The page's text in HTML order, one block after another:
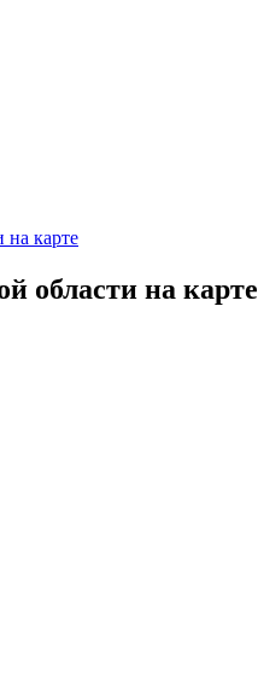
на карте
области на карте